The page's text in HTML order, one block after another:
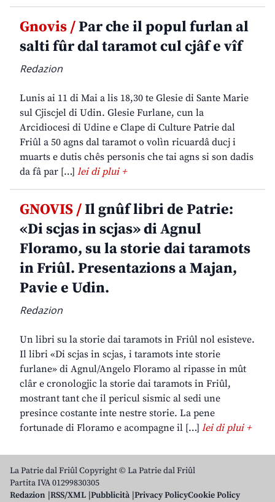
Gnovis /Par che il popul furlan al
salti fûr dal taramot cul cjâf e vîf
Redazion
Lunis ai 11 di Mai a lis 18,30 te Glesie di Sante Marie
sul Cjiscjel di Udin. Glesie Furlane, cun la
Arcidiocesi di Udine e Clape di Culture Patrie dal
Friûl a 50 agns dal taramot o volìn ricuardâ ducj i
muarts e dutis chês personis che tai agns si son dadis
da fâ par […] lei di plui +
GNOVIS /Il gnûf libri de Patrie:
«Di scjas in scjas» di Agnul
Floramo, su la storie dai taramots
in Friûl. Presentazions a Majan,
Pavie e Udin.
Redazion
Un libri su la storie dai taramots in Friûl nol esisteve.
Il libri «Di scjas in scjas, i taramots inte storie
furlane» di Agnul/Angelo Floramo al ripasse in mût
clâr e cronologjic la storie dai taramots in Friûl,
mostrant tant che il pericul sismic al sedi une
presince costante inte nestre storie. La pene
fortunade di Floramo e acompagne il […] lei di plui +
La Patrie dal Friûl Copyright © La Patrie dal Friûl
Partita IVA 01299830305
Redazion RSS/XML Pubblicità Privacy PolicyCookie Policy